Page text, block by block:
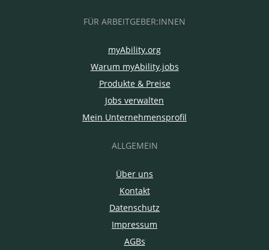
FÜR ARBEITGEBER:INNEN
myAbility.org
Warum myAbility.jobs
Produkte & Preise
Jobs verwalten
Mein Unternehmensprofil
ALLGEMEIN
Über uns
Kontakt
Datenschutz
Impressum
AGBs